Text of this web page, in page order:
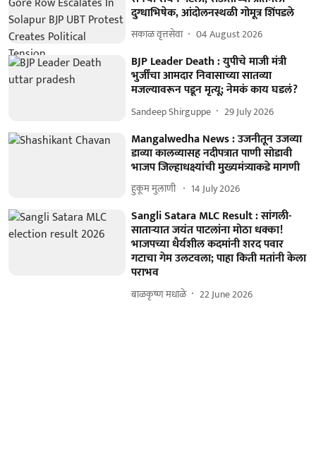
दुग्धाभिषेक, आंदोलनस्थळी गोमूत्र शिंपडले
सकाळ वृत्तसेवा 04 August 2026
BJP Leader Death : युपीचे माजी मंत्री
भुर्जींचा आमदार निवासाच्या सातव्या
मजल्यावरून पडून मृत्यू; नेमकं काय घडलं?
Sandeep Shirguppe 29 July 2026
Mangalwedha News : उजनीतून उजव्या
डाव्या कालव्यासह नदीपत्रात पाणी सोडावी
भाजप जिल्हाधक्ष्यांची मुख्यमंत्र्याकडे मागणी
हुकूम मुलाणी ​ 14 July 2026
Sangli Satara MLC Result : सांगली-
साताऱ्यात जयंत पाटलांना मोठा धक्का!
भाजपच्या धैर्यशील कदमांनी शरद पवार
गटाचा गेम उलटवला; पाहा किती मतांनी केला
पराभव
बाळकृष्ण मधाळे 22 June 2026